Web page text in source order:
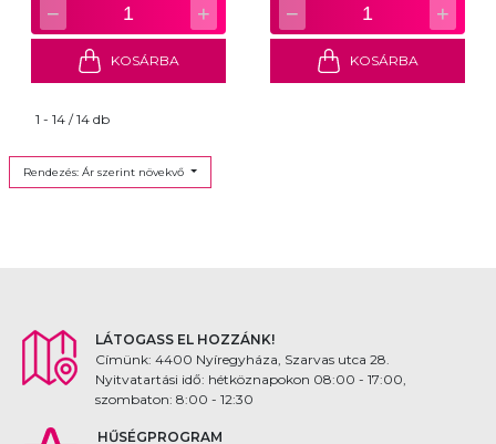
− 1 +
KOSÁRBA
− 1 +
KOSÁRBA
1 - 14 / 14 db
Rendezés: Ár szerint növekvő
LÁTOGASS EL HOZZÁNK!
Címünk: 4400 Nyíregyháza, Szarvas utca 28.
Nyitvatartási idő: hétköznapokon 08:00 - 17:00,
szombaton: 8:00 - 12:30
HŰSÉGPROGRAM